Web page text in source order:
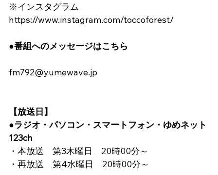
※インスタグラム
https://www.instagram.com/toccoforest/
●番組へのメッセージはこちら
fm792@yumewave.jp
【放送日】
●ラジオ・パソコン・スマートフォン・ゆめネット
123ch
・本放送　第3木曜日　20時00分～
・再放送　第4水曜日　20時00分～